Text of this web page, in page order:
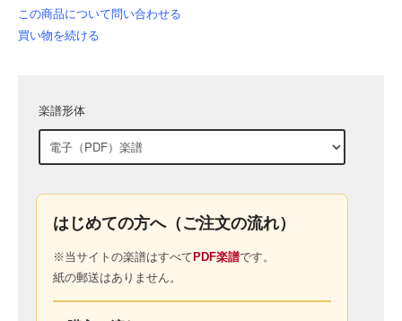
この商品について問い合わせる
買い物を続ける
楽譜形体
はじめての方へ（ご注文の流れ）
※当サイトの楽譜はすべて PDF楽譜です。
紙の郵送はありません。